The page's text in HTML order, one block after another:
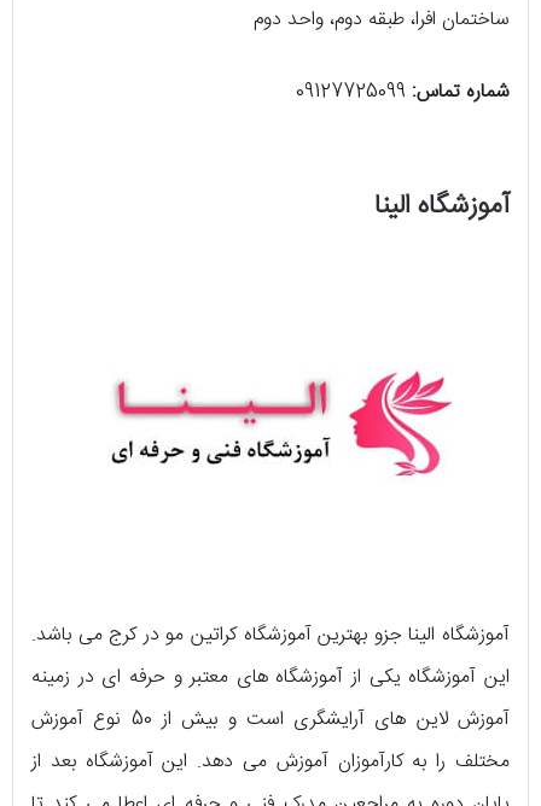
ساختمان افرا، طبقه دوم، واحد دوم
شماره تماس: 09127725099
آموزشگاه الینا
آموزشگاه الینا جزو بهترین آموزشگاه کراتین مو در کرج می باشد.
این آموزشگاه یکی از آموزشگاه های معتبر و حرفه ای در زمینه
آموزش لاین های آرایشگری است و بیش از 50 نوع آموزش
مختلف را به کارآموزان آموزش می دهد. این آموزشگاه بعد از